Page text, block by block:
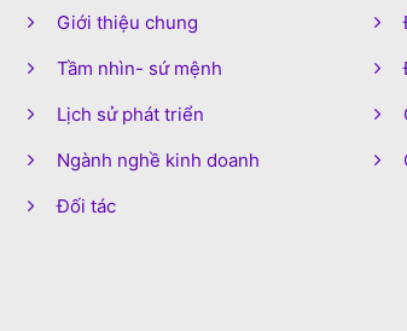
Giới thiệu chung
Tầm nhìn- sứ mệnh
Lịch sử phát triển
Ngành nghề kinh doanh
Đối tác